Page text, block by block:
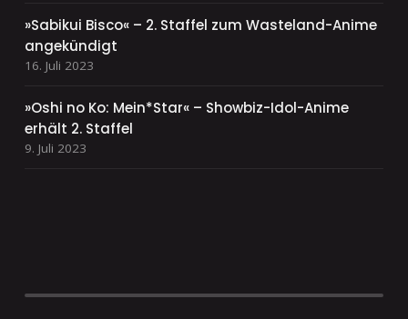
»Sabikui Bisco« – 2. Staffel zum Wasteland-Anime
angekündigt
16. Juli 2023
»Oshi no Ko: Mein*Star« – Showbiz-Idol-Anime
erhält 2. Staffel
9. Juli 2023